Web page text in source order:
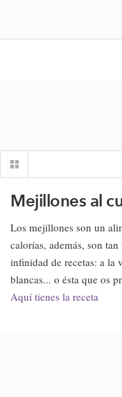
Mejillones al
Los mejillones son un
calorías, además, son
infinidad de recetas: a la
blancas... o ésta que os
Aquí tienes la receta